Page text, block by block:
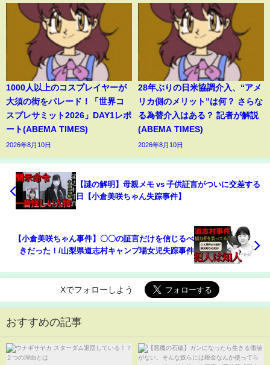
1000人以上のコスプレイヤーが
大須の街をパレード！「世界コ
スプレサミット2026」DAY1レポ
ート(ABEMA TIMES)
2026年8月10日
28年ぶりの日米協調介入、“アメ
リカ側のメリット”は何？ さらな
る為替介入はある？ 記者が解説
(ABEMA TIMES)
2026年8月10日
【謎の解明】母親メモ vs 子供証言がついに交差する
日【小倉美咲ちゃん失踪事件】
【小倉美咲ちゃん事件】〇〇の証言だけを信じるべ
きだった！/山梨県道志村キャンプ場女児失踪事件
Xでフォローしよう
おすすめの記事